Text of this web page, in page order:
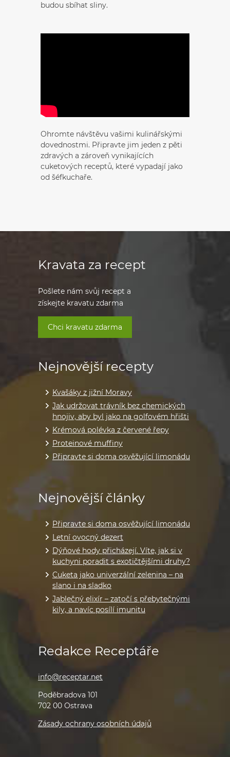
budou sbíhat sliny.
Ohromte návštěvu vašimi kulinářskými
dovednostmi. Připravte jim jeden z pěti
zdravých a zároveň vynikajících
cuketových receptů, které vypadají jako
od šéfkuchaře.
Nejnovější recepty
Kvašáky z jižní Moravy
Jak udržovat trávník bez chemických
hnojiv, aby byl jako na golfovém hřišti
Krémová polévka z červené řepy
Proteinové muffiny
Připravte si doma osvěžující limonádu
Nejnovější články
Připravte si doma osvěžující limonádu
Letní ovocný dezert
Dýňové hody přicházejí. Víte, jak si v
kuchyni poradit s exotičtějšími druhy?
Cuketa jako univerzální zelenina – na
slano i na sladko
Jablečný elixír – zatočí s přebytečnými
kily, a navíc posílí imunitu
Kravata za recept
Pošlete nám svůj recept a
získejte kravatu zdarma
Chci kravatu zdarma
Redakce Receptáře
info@receptar.net
Poděbradova 101
702 00 Ostrava
Zásady ochrany osobních údajů